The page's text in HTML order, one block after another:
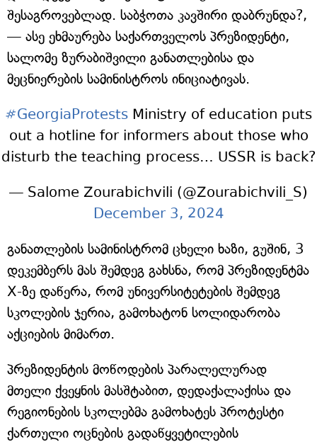
შესაგროვებლად. საბჭოთა კავშირი დაბრუნდა?,
— ასე ეხმაურება საქართველოს პრეზიდენტი,
სალომე ზურაბიშვილი განათლებისა და
მეცნიერების სამინისტროს ინიციატივას.
#GeorgiaProtests Ministry of education puts
out a hotline for informers about those who
disturb the teaching process… USSR is back?
— Salome Zourabichvili (@Zourabichvili_S)
December 3, 2024
განათლების სამინისტრომ ცხელი ხაზი, გუშინ, 3
დეკემბერს მას შემდეგ გახსნა, რომ პრეზიდენტმა
X-ზე დაწერა, რომ უნივერსიტეტების შემდეგ
სკოლების ჯერია, გამოხატონ სოლიდარობა
აქციების მიმართ.
პრეზიდენტის მოწოდების პარალელურად
მთელი ქვეყნის მასშტაბით, დედაქალაქისა და
რეგიონების სკოლებმა გამოხატეს პროტესტი
ქართული ოცნების გადაწყვეტილების